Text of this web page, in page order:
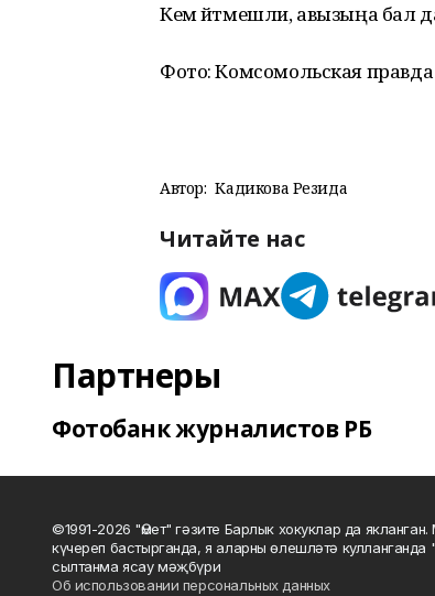
Кем әйтмешли, авызыңа бал да
Фото: Комсомольская правда
Автор: Кадикова Резида
Читайте нас
Партнеры
Фотобанк журналистов РБ
©1991-2026 "Өмет" гәзите Барлык хокуклар да
күчереп бастырганда, я аларны өлешләтә кулланганда
сылтанма ясау мәҗбүри
Об использовании персональных данных